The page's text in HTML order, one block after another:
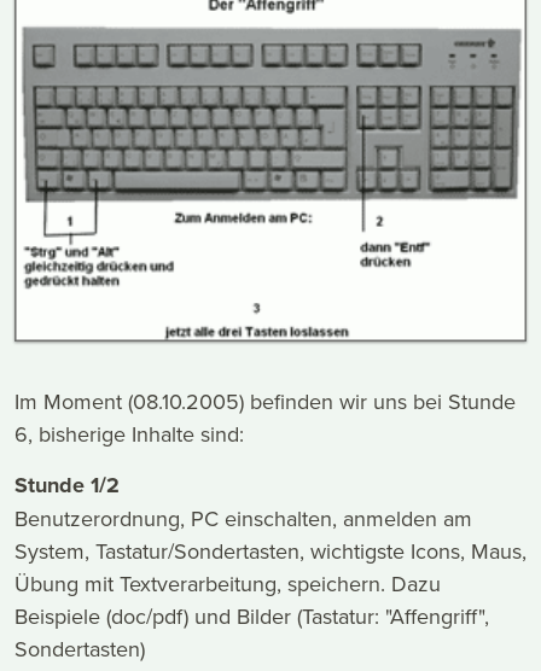
Im Moment (08.10.2005) befinden wir uns bei Stunde
6, bisherige Inhalte sind:
Stunde 1/2
Benutzerordnung, PC einschalten, anmelden am
System, Tastatur/Sondertasten, wichtigste Icons, Maus,
Übung mit Textverarbeitung, speichern. Dazu
Beispiele (doc/pdf) und Bilder (Tastatur: "Affengriff",
Sondertasten)